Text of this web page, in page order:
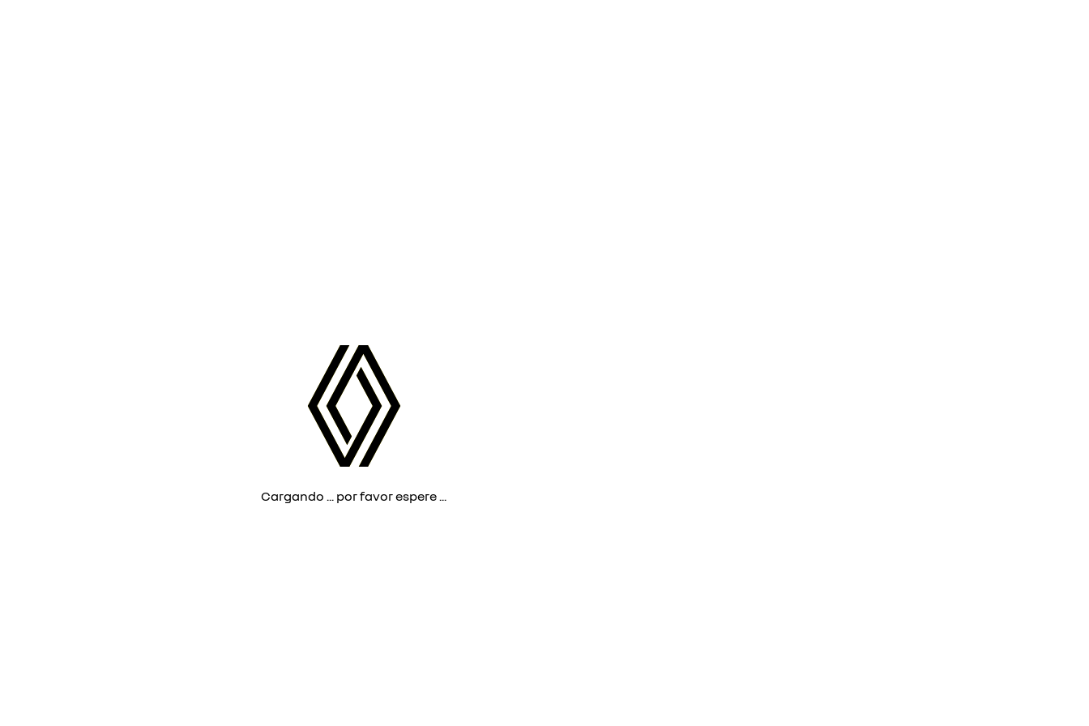
Cargando ... por favor espere ...